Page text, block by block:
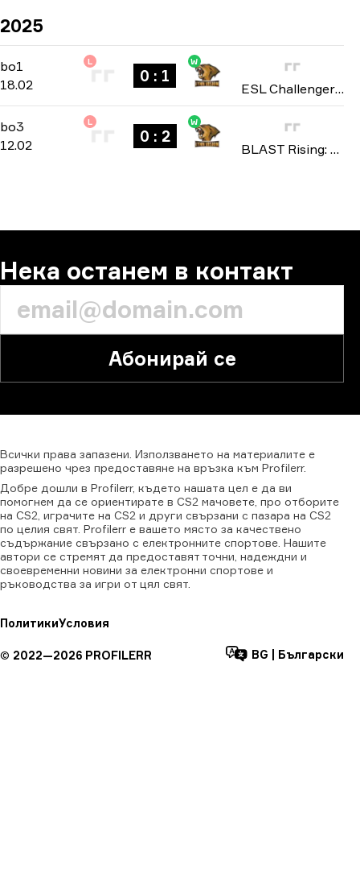
2025
bo1 Regular Season
bo1
18.02
L
0 : 1
W
ESL Challenger League: Asia season 49 2025
bo3 -bo3
12.02
L
0 : 2
W
BLAST Rising: Asia Spring 2025
Нека останем в контакт
Абонирай се
Всички права запазени. Използването на материалите е
разрешено чрез предоставяне на връзка към Profilerr.
Добре дошли в Profilerr, където нашата цел е да ви
помогнем да се ориентирате в CS2 мачовете, про отборите
на CS2, играчите на CS2 и други свързани с пазара на CS2
по целия свят. Profilerr е вашето място за качествено
съдържание свързано с електронните спортове. Нашите
автори се стремят да предоставят точни, надеждни и
своевременни новини за електронни спортове и
ръководства за игри от цял свят.
ПолитикиУсловия
© 2022—2026 PROFILERR BG Български